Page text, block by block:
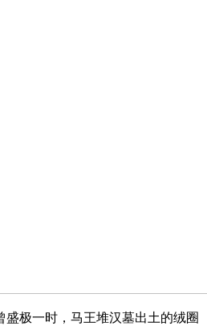
极一时，马王堆汉墓出土的绒圈